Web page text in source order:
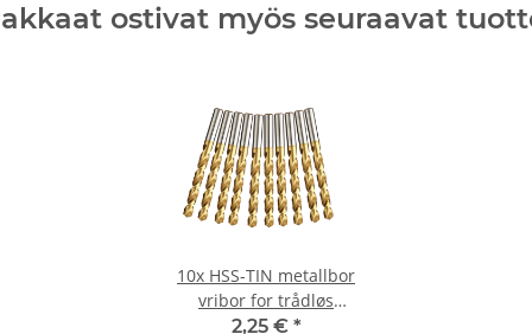
ostivat myös seuraavat
10x HSS-TIN metallbor
vribor for trådløs
skrutrekker/bor Ø 0,75
2,25 € *